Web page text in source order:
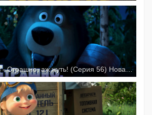
Маша и Медведь - Страшно, аж жуть! (Серия 56) Новая серия!